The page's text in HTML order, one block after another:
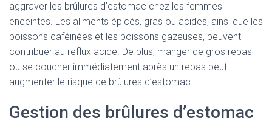
aggraver les brûlures d’estomac chez les femmes
enceintes. Les aliments épicés, gras ou acides, ainsi que les
boissons caféinées et les boissons gazeuses, peuvent
contribuer au reflux acide. De plus, manger de gros repas
ou se coucher immédiatement après un repas peut
augmenter le risque de brûlures d’estomac.
Gestion des brûlures d’estomac